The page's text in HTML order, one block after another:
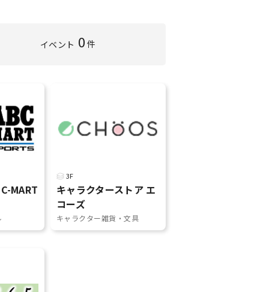
イベント 0 件
MART
3F
キャラクターストア エ
コーズ
キャラクター雑貨・文具